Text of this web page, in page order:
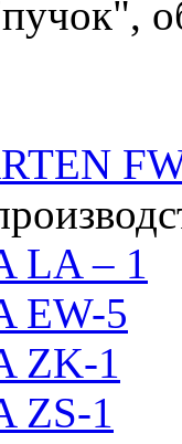
LA – 1
EW-5
ZK-1
ZS-1